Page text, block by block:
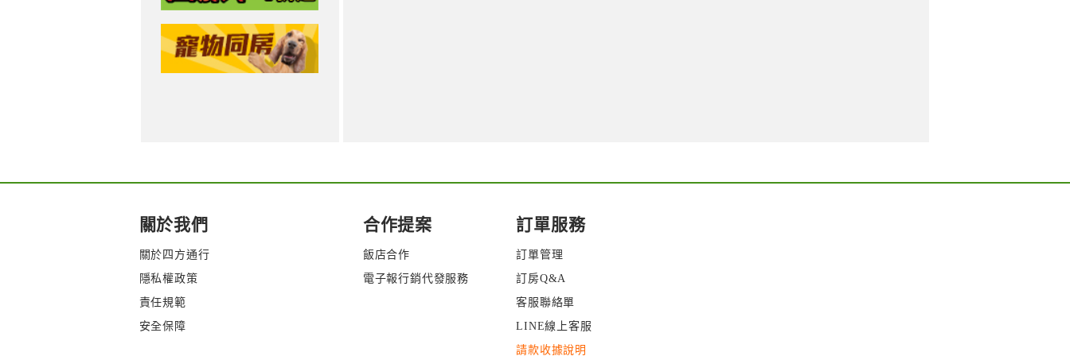
關於我們
關於四方通行
隱私權政策
責任規範
安全保障
合作提案
飯店合作
電子報行銷代發服務
訂單服務
訂單管理
訂房Q&A
客服聯絡單
LINE線上客服
請款收據說明